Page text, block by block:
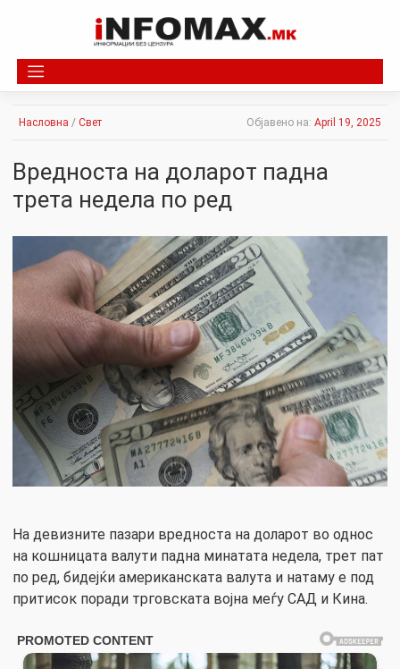
Насловна / Свет Објавено на: April 19, 2025
Вредноста на доларот падна
трета недела по ред
На девизните пазари вредноста на доларот во однос
на кошницата валути падна минатата недела, трет пат
по ред, бидејќи американската валута и натаму е под
притисок поради трговската војна меѓу САД и Кина.